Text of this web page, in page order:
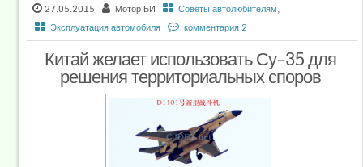
27.05.2015 Мотор БИ Советы автолюбителям,
Эксплуатация автомобиля
комментария 2
Китай желает использовать Су-35 для
решения территориальных споров